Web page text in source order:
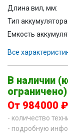
Длина вил, мм:
Тип аккумулятора:
Емкость
Все
В наличии
ограничено)
От 984000 ₽
- количество
- подробную